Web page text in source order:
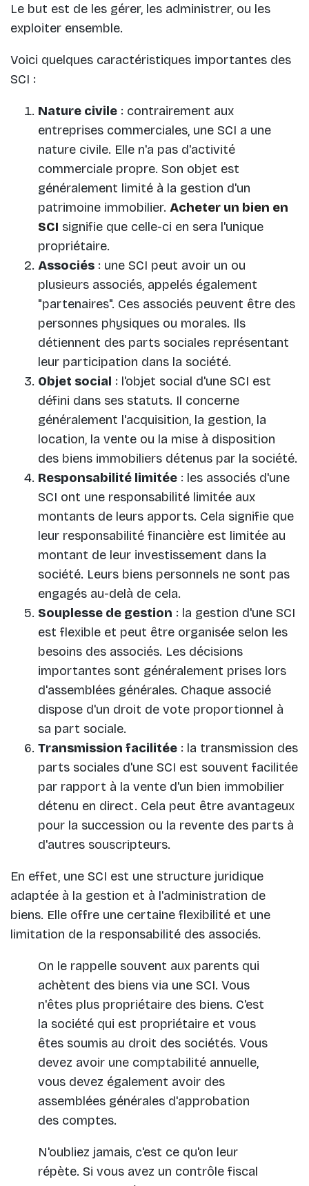
Le but est de les gérer, les administrer, ou les
exploiter ensemble.
Voici quelques caractéristiques importantes des
SCI :
Nature civile : contrairement aux
entreprises commerciales, une SCI a une
nature civile. Elle n'a pas d'activité
commerciale propre. Son objet est
généralement limité à la gestion d'un
patrimoine immobilier. Acheter un bien en
SCI signifie que celle-ci en sera l'unique
propriétaire.
Associés : une SCI peut avoir un ou
plusieurs associés, appelés également
"partenaires". Ces associés peuvent être des
personnes physiques ou morales. Ils
détiennent des parts sociales représentant
leur participation dans la société.
Objet social : l'objet social d'une SCI est
défini dans ses statuts. Il concerne
généralement l'acquisition, la gestion, la
location, la vente ou la mise à disposition
des biens immobiliers détenus par la société.
Responsabilité limitée : les associés d'une
SCI ont une responsabilité limitée aux
montants de leurs apports. Cela signifie que
leur responsabilité financière est limitée au
montant de leur investissement dans la
société. Leurs biens personnels ne sont pas
engagés au-delà de cela.
Souplesse de gestion : la gestion d'une SCI
est flexible et peut être organisée selon les
besoins des associés. Les décisions
importantes sont généralement prises lors
d'assemblées générales. Chaque associé
dispose d'un droit de vote proportionnel à
sa part sociale.
Transmission facilitée : la transmission des
parts sociales d'une SCI est souvent facilitée
par rapport à la vente d'un bien immobilier
détenu en direct. Cela peut être avantageux
pour la succession ou la revente des parts à
d'autres souscripteurs.
En effet, une SCI est une structure juridique
adaptée à la gestion et à l'administration de
biens. Elle offre une certaine flexibilité et une
limitation de la responsabilité des associés.
On le rappelle souvent aux parents qui
achètent des biens via une SCI. Vous
n'êtes plus propriétaire des biens. C'est
la société qui est propriétaire et vous
êtes soumis au droit des sociétés. Vous
devez avoir une comptabilité annuelle,
vous devez également avoir des
assemblées générales d'approbation
des comptes.
N'oubliez jamais, c'est ce qu'on leur
répète. Si vous avez un contrôle fiscal